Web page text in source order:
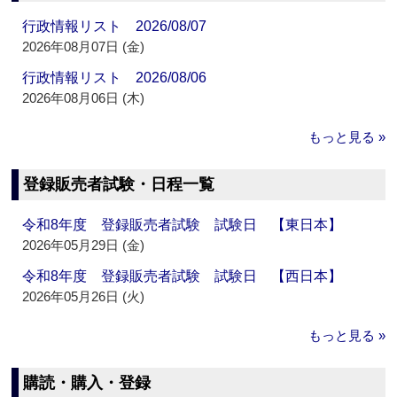
行政情報リスト 2026/08/07
2026年08月07日 (金)
行政情報リスト 2026/08/06
2026年08月06日 (木)
もっと見る »
登録販売者試験・日程一覧
令和8年度 登録販売者試験 試験日 【東日本】
2026年05月29日 (金)
令和8年度 登録販売者試験 試験日 【西日本】
2026年05月26日 (火)
もっと見る »
購読・購入・登録